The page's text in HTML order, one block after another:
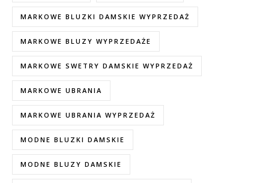
MARKOWE BLUZKI DAMSKIE WYPRZEDAŻ
MARKOWE BLUZY WYPRZEDAŻE
MARKOWE SWETRY DAMSKIE WYPRZEDAŻ
MARKOWE UBRANIA
MARKOWE UBRANIA WYPRZEDAŻ
MODNE BLUZKI DAMSKIE
MODNE BLUZY DAMSKIE